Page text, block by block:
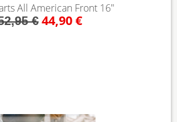
All American Front 16"
€ 44,90 €